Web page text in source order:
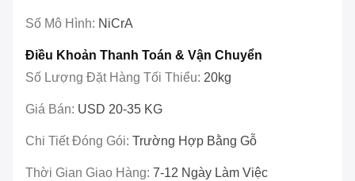
Số Mô Hình: NiCrA
Điều Khoản Thanh Toán & Vận Chuyển
Số Lượng Đặt Hàng Tối Thiểu: 20kg
Giá Bán: USD 20-35 KG
Chi Tiết Đóng Gói: Trường Hợp Bằng Gỗ
Thời Gian Giao Hàng: 7-12 Ngày Làm Việc